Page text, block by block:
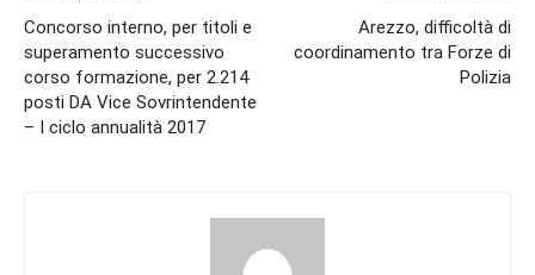
Concorso interno, per titoli e
superamento successivo
corso formazione, per 2.214
posti DA Vice Sovrintendente
– I ciclo annualità 2017
Arezzo, difficoltà di
coordinamento tra Forze di
Polizia